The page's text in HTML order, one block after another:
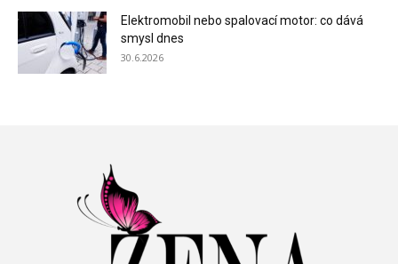
Elektromobil nebo spalovací motor: co dává
smysl dnes
30.6.2026